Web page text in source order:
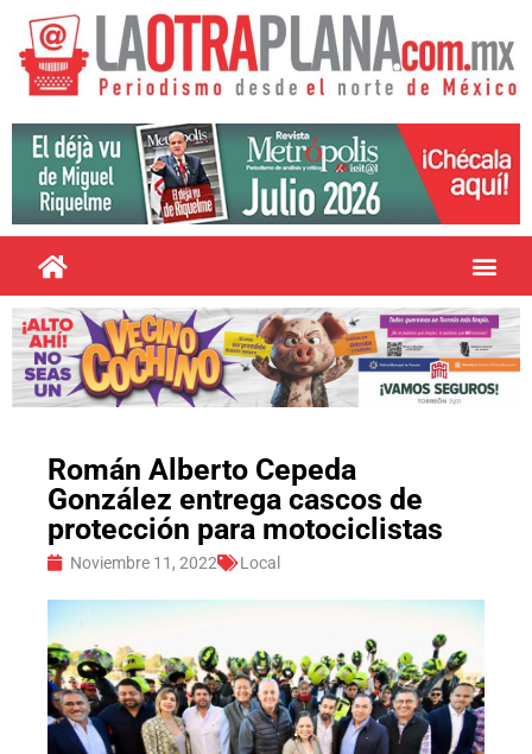
Román Alberto Cepeda
González entrega cascos de
protección para motociclistas
Noviembre 11, 2022 Local